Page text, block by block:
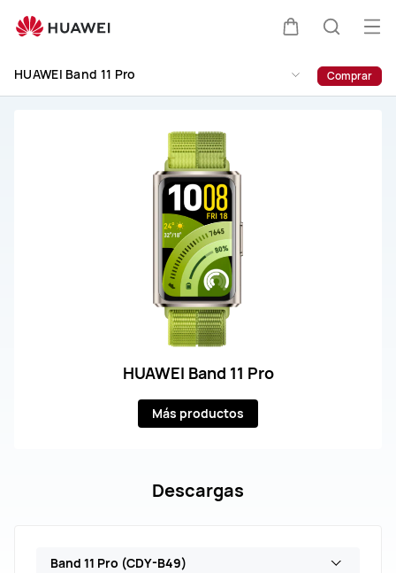
del
HUAWEI
HUAWEI Band 11 Pro Comprar
HUAWEI Band 11 Pro
Más productos
Descargas
Band 11 Pro (CDY-B49)